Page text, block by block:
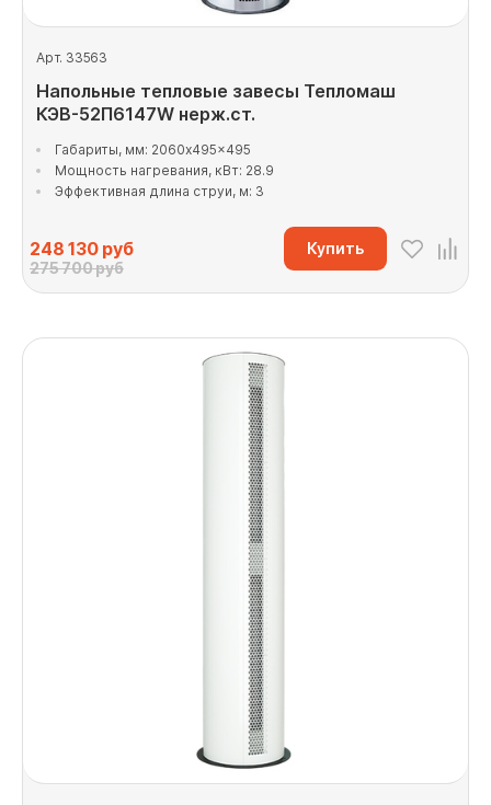
Арт. 33563
Напольные тепловые завесы Тепломаш
КЭВ-52П6147W нерж.ст.
Габариты, мм: 2060x495x495
Мощность нагревания, кВт: 28.9
Эффективная длина струи, м: 3
248 130руб
275 700 руб
Купить